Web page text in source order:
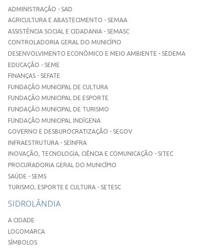
ADMINISTRAÇÃO - SAD
AGRICULTURA E ABASTECIMENTO - SEMAA
ASSISTÊNCIA SOCIAL E CIDADANIA - SEMASC
CONTROLADORIA GERAL DO MUNICÍPIO
DESENVOLVIMENTO ECONÔMICO E MEIO AMBIENTE - SEDEMA
EDUCAÇÃO - SEME
FINANÇAS - SEFATE
FUNDAÇÃO MUNICIPAL DE CULTURA
FUNDAÇÃO MUNICIPAL DE ESPORTE
FUNDAÇÃO MUNICIPAL DE TURISMO
FUNDAÇÃO MUNICIPAL INDÍGENA
GOVERNO E DESBUROCRATIZAÇÃO - SEGOV
INFRAESTRUTURA - SEINFRA
INOVAÇÃO, TECNOLOGIA, CIÊNCIA E COMUNICAÇÃO - SITEC
PROCURADORIA GERAL DO MUNICÍPIO
SAÚDE - SEMS
TURISMO, ESPORTE E CULTURA - SETESC
SIDROLÂNDIA
A CIDADE
LOGOMARCA
SÍMBOLOS